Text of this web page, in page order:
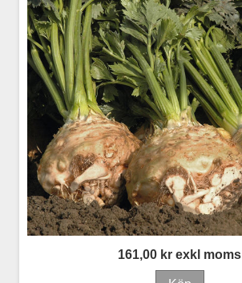
161,00 kr exkl moms